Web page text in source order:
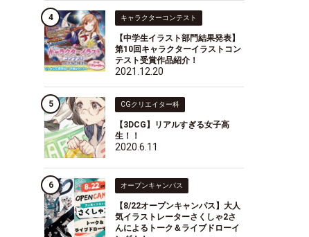
キャラクターコンテスト
【中学生イラスト部門結果発表】
第10回キャラクターイラストコン
テスト受賞作品紹介！
2021.12.20
CGクリエイター科
【3DCG】リアルすぎる女子高
生！！
2020.6.11
オープンキャンパス
【8/22オープンキャンパス】大人
気イラストレーターさくしゃ2さ
んによるトーク＆ライブドローイ